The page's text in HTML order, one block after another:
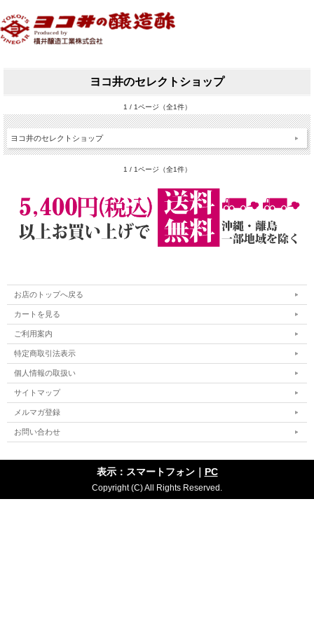
ヨコ井のセレクトショップ
1 / 1ページ（全1件）
ヨコ井のセレクトショップ
1 / 1ページ（全1件）
お店のトップへ戻る
カートを見る
ご利用案内
特定商取引法表示
個人情報の取扱い
サイトマップ
メルマガ登録
お問い合わせ
表示：スマートフォン｜ PC
Copyright (C) All Rights Reserved.